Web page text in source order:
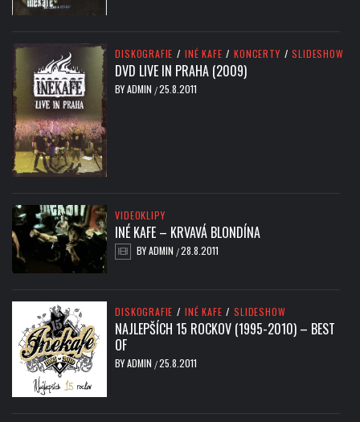
DISKOGRAFIE / INÉ KAFE / KONCERTY / SLIDESHOW
DVD LIVE IN PRAHA (2009)
BYADMIN /25.8.2011
VIDEOKLIPY
INÉ KAFE – KRVAVÁ BLONDÍNA
BYADMIN /28.8.2011
DISKOGRAFIE / INÉ KAFE / SLIDESHOW
NAJLEPŠÍCH 15 ROCKOV (1995-2010) – BEST
OF
BYADMIN /25.8.2011